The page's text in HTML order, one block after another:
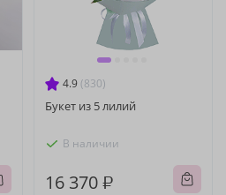
4.9 (830)
Букет из 5 лилий
В наличии
16 370 ₽